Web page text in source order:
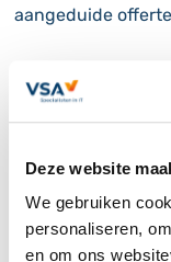
Deze website
We gebruiken
personaliseren,
en om ons
aangeduide
De op de Website
aanspraak op
moment wijzigen
VSA. In het
onder